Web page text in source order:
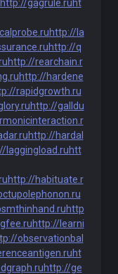
http://gagrule.ruht
http://la
http://q
http://rearchain.r
http://hardene
rapidgrowth.ru
http://galldu
http://hardal
laggingload.ruhtt
http://habituate.r
http
http://learni
observationbal
ht
http://ge